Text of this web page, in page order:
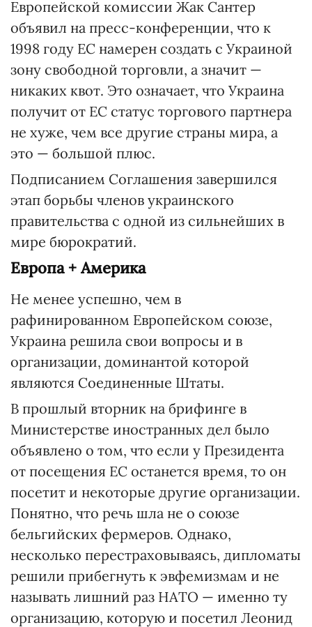
Европейской комиссии Жак Сантер
объявил на пресс-конференции, что к
1998 году ЕС намерен создать с Украиной
зону свободной торговли, а значит —
никаких квот. Это означает, что Украина
получит от ЕС статус торгового партнера
не хуже, чем все другие страны мира, а
это — большой плюс.
Подписанием Соглашения завершился
этап борьбы членов украинского
правительства с одной из сильнейших в
мире бюрократий.
Европа + Америка
Не менее успешно, чем в
рафинированном Европейском союзе,
Украина решила свои вопросы и в
организации, доминантой которой
являются Соединенные Штаты.
В прошлый вторник на брифинге в
Министерстве иностранных дел было
объявлено о том, что если у Президента
от посещения ЕС останется время, то он
посетит и некоторые другие организации.
Понятно, что речь шла не о союзе
бельгийских фермеров. Однако,
несколько перестраховываясь, дипломаты
решили прибегнуть к эвфемизмам и не
называть лишний раз НАТО — именно ту
организацию, которую и посетил Леонид